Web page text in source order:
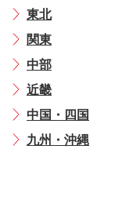
東北
関東
中部
近畿
中国・四国
九州・沖縄